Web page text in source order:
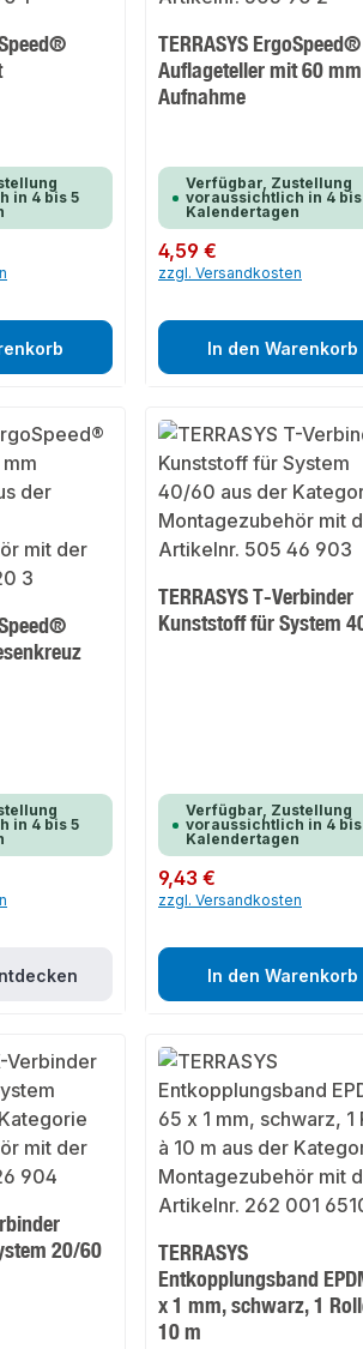
in 4 bis 5
TERRASYS ErgoSpeed®
Auflageteller mit 60 mm
Aufnahme
Verfügbar, Zustellung
voraussichtlich in 4 bis
Kalendertagen
Regulärer Preis:
4,59 €
zzgl. Versandkosten
In den Warenkorb
in 4 bis 5
TERRASYS T-Verbinder
Kunststoff für System
Verfügbar, Zustellung
voraussichtlich in 4 bis
Kalendertagen
Regulärer Preis:
9,43 €
zzgl. Versandkosten
In den Warenkorb
20/60
TERRASYS
Entkopplungsband
x 1 mm, schwarz, 1
10 m